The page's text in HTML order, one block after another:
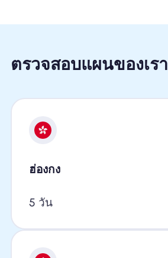
ตรวจสอบแผนของเรา
ฮ่องกง
5 วัน